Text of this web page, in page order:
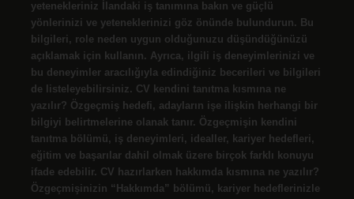
yetenekleriniz İlandaki iş tanımına bakın ve güçlü
yönlerinizi ve yeteneklerinizi göz önünde bulundurun. Bu
bilgileri, role neden uygun olduğunuzu düşündüğünüzü
açıklamak için kullanın. Ayrıca, ilgili iş deneyimlerinizi ve
bu deneyimler aracılığıyla edindiğiniz becerileri ve bilgileri
de listeleyebilirsiniz. CV kendini tanıtma kısmına ne
yazılır? Özgeçmiş hedefi, adayların işe ilişkin herhangi bir
bilgiyi belirtmelerine olanak tanır. Özgeçmişin kendini
tanıtma bölümü, iş deneyimleri, idealler, kariyer hedefleri,
eğitim ve başarılar dahil olmak üzere birçok farklı konuyu
ifade edebilir. CV hazırlarken hakkımda kısmına ne yazılır?
Özgeçmişinizin “Hakkımda” bölümü, kariyer hedeflerinizle